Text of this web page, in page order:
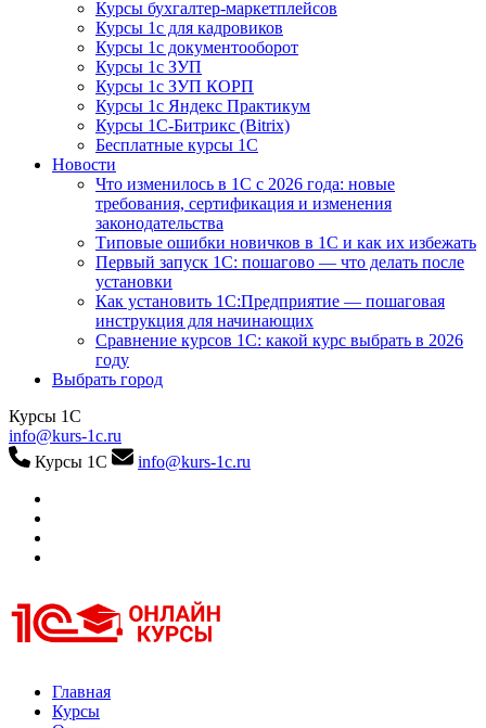
Курсы бухгалтер-маркетплейсов
Курсы 1с для кадровиков
Курсы 1с документооборот
Курсы 1с ЗУП
Курсы 1с ЗУП КОРП
Курсы 1с Яндекс Практикум
Курсы 1С-Битрикс (Bitrix)
Бесплатные курсы 1С
Новости
Что изменилось в 1С с 2026 года: новые
требования, сертификация и изменения
законодательства
Типовые ошибки новичков в 1С и как их избежать
Первый запуск 1С: пошагово — что делать после
установки
Как установить 1С:Предприятие — пошаговая
инструкция для начинающих
Сравнение курсов 1С: какой курс выбрать в 2026
году
Выбрать город
Курсы 1С
info@kurs-1c.ru
Курсы 1С
info@kurs-1c.ru
Курсы 1С
Курсы 1С официальная сертификация
Главная
Курсы